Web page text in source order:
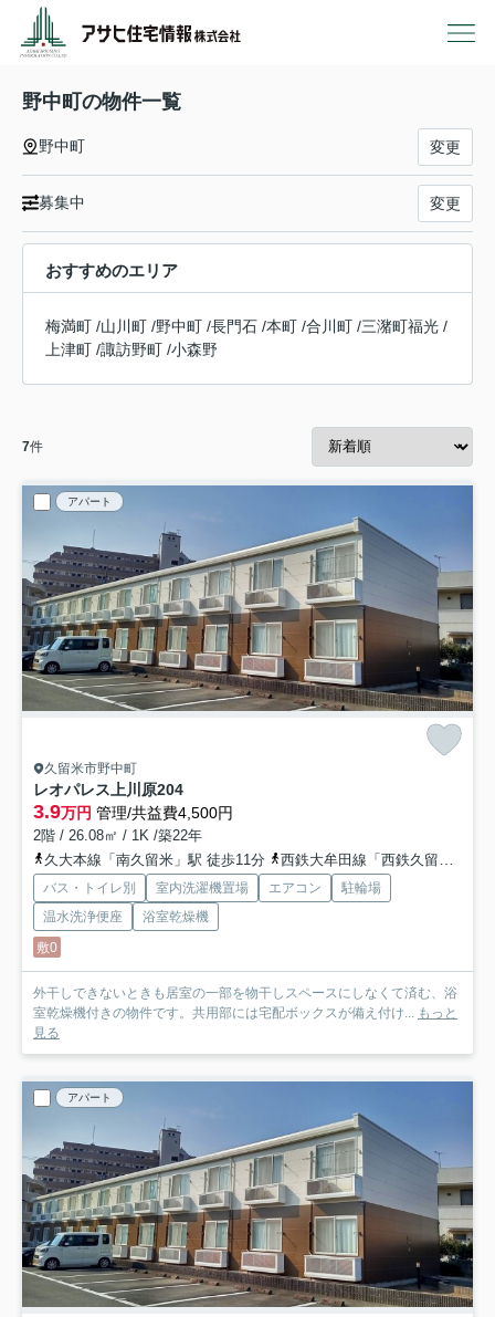
野中町の物件一覧
野中町 変更
募集中 変更
おすすめのエリア
梅満町 /山川町 /野中町 /長門石 /本町 /合川町 /三潴町福光 /
上津町 /諏訪野町 /小森野
7件
アパート
久留米市野中町
レオパレス上川原204
3.9万円 管理/共益費4,500円
2階 / 26.08㎡ / 1K /築22年
久大本線「南久留米」駅 徒歩11分
西鉄大牟田線「西鉄久留米」駅 バス11分 「野田」 停歩9分
バス・トイレ別 室内洗濯機置場 エアコン
駐輪場
温水洗浄便座
浴室乾燥機
敷0
外干しできないときも居室の一部を物干しスペースにしなくて済む、浴
室乾燥機付きの物件です。共用部には宅配ボックスが備え付け...
もっと
見る
アパート